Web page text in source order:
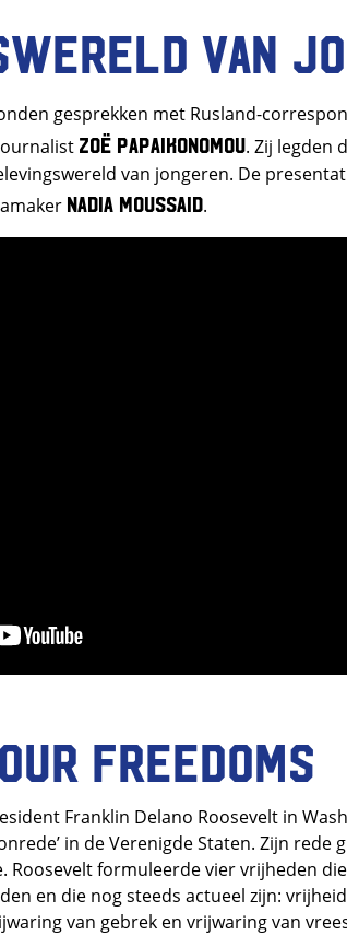
van
gesprekken met Rusland-
Zoë Papaikonomou. Zij legden
van jongeren. De
Nadia Moussaid.
Freedoms
Franklin Delano Roosevelt in
in de Verenigde Staten. Zijn rede
Roosevelt formuleerde vier vrijheden
en die nog steeds actueel zijn:
van gebrek en vrijwaring van